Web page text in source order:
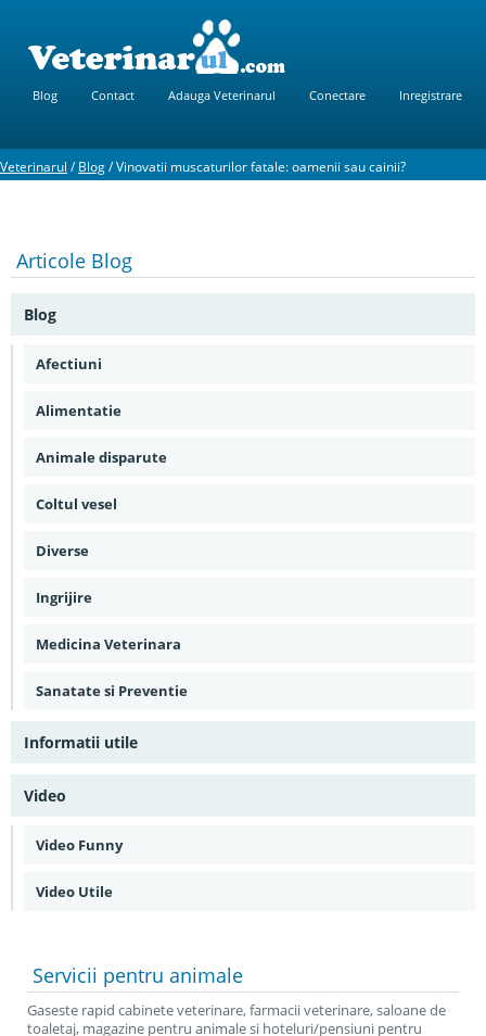
Blog Contact Adauga Veterinarul Conectare Inregistrare
Veterinarul /Blog/Vinovatii muscaturilor fatale: oamenii sau cainii?
Articole Blog
Blog
Afectiuni
Alimentatie
Animale disparute
Coltul vesel
Diverse
Ingrijire
Medicina Veterinara
Sanatate si Preventie
Informatii utile
Video
Video Funny
Video Utile
Servicii pentru animale
Gaseste rapid cabinete veterinare, farmacii veterinare, saloane de
toaletaj, magazine pentru animale si hoteluri/pensiuni pentru